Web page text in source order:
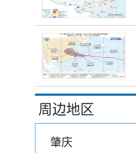
周边地区
肇庆